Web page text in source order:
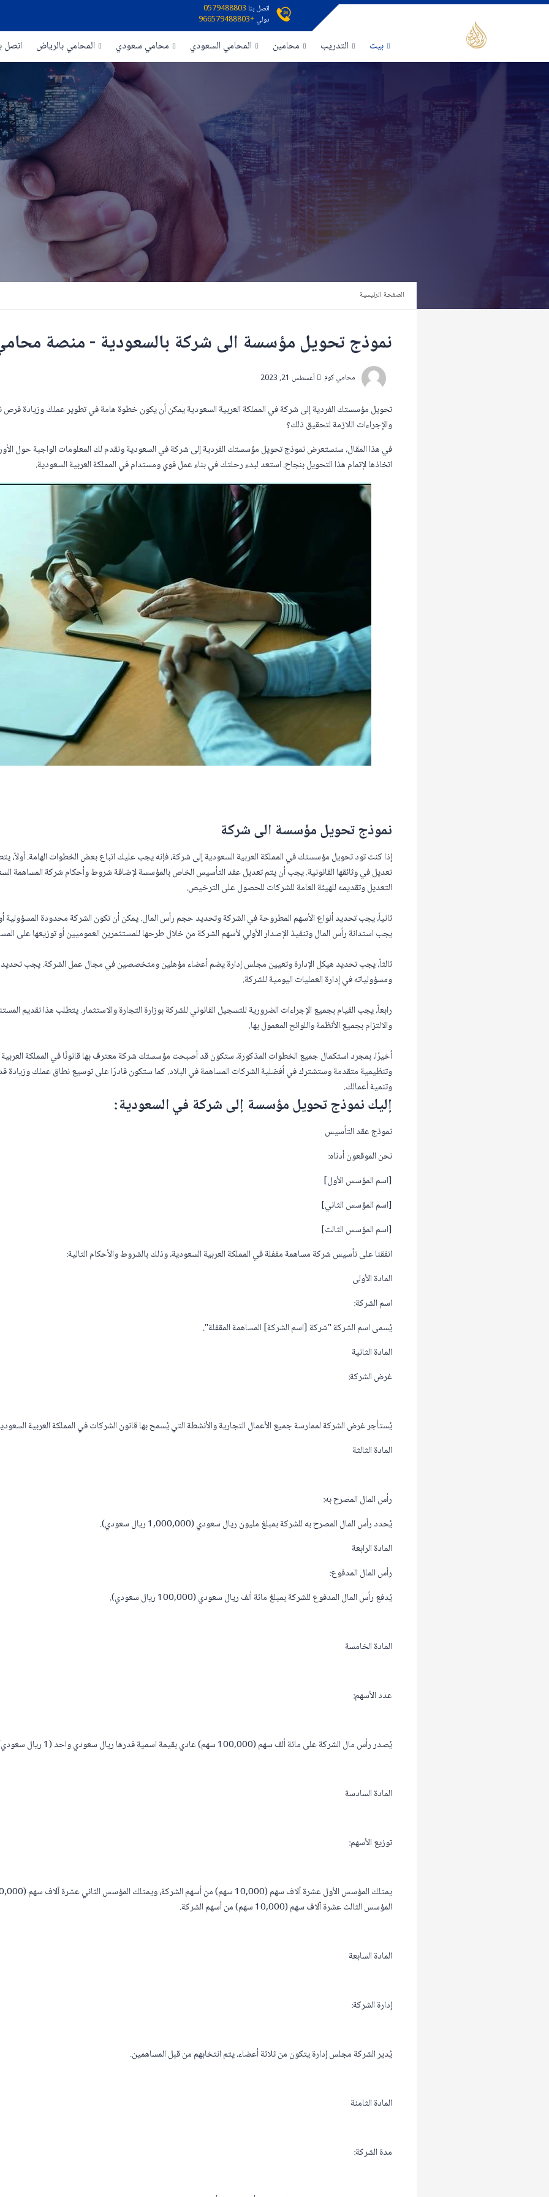
اتصل بنا 0579488803
دولي+966579488803
بيت التدريب محامين المحامي السعودي محامي سعودي المحامي بالرياض اتصل
الصفحة الرئيسية
نموذج تحويل مؤسسة الى شركة بالسعودية - منصة
محامي كوم أغسطس 21, 2023
تحويل مؤسستك الفردية إلى شركة في المملكة العربية السعودية يمكن أن يكون خطوة هامة في تطوير عملك وزيادة
والإجراءات اللازمة لتحقيق ذلك؟
في هذا المقال، سنستعرض نموذج تحويل مؤسستك الفردية إلى شركة في السعودية ونقدم لك المعلومات الواجبة حول
اتخاذها لإتمام هذا التحويل بنجاح. استعد لبدء رحلتك في بناء عمل قوي ومستدام في المملكة العربية السعودية.
نموذج تحويل مؤسسة الى شركة
إذا كنت تود تحويل مؤسستك في المملكة العربية السعودية إلى شركة، فإنه يجب عليك اتباع بعض الخطوات الهامة. أولاً،
تعديل في وثائقها القانونية. يجب أن يتم تعديل عقد التأسيس الخاص بالمؤسسة لإضافة شروط وأحكام شركة المساهمة
التعديل وتقديمه للهيئة العامة للشركات للحصول على الترخيص.
ثانياً، يجب تحديد أنواع الأسهم المطروحة في الشركة وتحديد حجم رأس المال. يمكن أن تكون الشركة محدودة المسؤولية
يجب استدانة رأس المال وتنفيذ الإصدار الأولي لأسهم الشركة من خلال طرحها للمستثمرين العموميين أو توزيعها على
ثالثاً، يجب تحديد هيكل الإدارة وتعيين مجلس إدارة يضم أعضاء مؤهلين ومتخصصين في مجال عمل الشركة. يجب تحديد
ومسؤولياته في إدارة العمليات اليومية للشركة.
رابعاً، يجب القيام بجميع الإجراءات الضرورية للتسجيل القانوني للشركة بوزارة التجارة والاستثمار. يتطلب هذا تقديم
والالتزام بجميع الأنظمة واللوائح المعمول بها.
أخيرًا، بمجرد استكمال جميع الخطوات المذكورة، ستكون قد أصبحت مؤسستك شركة معترف بها قانونًا في المملكة
وتنظيمية متقدمة وستشترك في أفضلية الشركات المساهمة في البلاد. كما ستكون قادرًا على توسيع نطاق عملك
وتنمية أعمالك.
إليك نموذج تحويل مؤسسة إلى شركة في السعودية:
نموذج عقد التأسيس
نحن الموقعون أدناه:
[اسم المؤسس الأول]
[اسم المؤسس الثاني]
[اسم المؤسس الثالث]
اتفقنا على تأسيس شركة مساهمة مقفلة في المملكة العربية السعودية، وذلك بالشروط والأحكام التالية:
المادة الأولى
اسم الشركة:
يُسمى اسم الشركة "شركة [اسم الشركة] المساهمة المقفلة".
المادة الثانية
غرض الشركة:
يُستأجر غرض الشركة لممارسة جميع الأعمال التجارية والأنشطة التي يُسمح بها قانون الشركات في المملكة العربية
المادة الثالثة
رأس المال المصرح به:
يُحدد رأس المال المصرح به للشركة بمبلغ مليون ريال سعودي (1,000,000 ريال سعودي).
المادة الرابعة
رأس المال المدفوع:
يُدفع رأس المال المدفوع للشركة بمبلغ مائة ألف ريال سعودي (100,000 ريال سعودي).
المادة الخامسة
عدد الأسهم:
يُصدر رأس مال الشركة على مائة ألف سهم (100,000 سهم) عادي بقيمة اسمية قدرها ريال سعودي واحد (1 ريال سعودي) للسهم الواحد.
المادة السادسة
توزيع الأسهم:
المؤسس الثالث عشرة آلاف سهم (10,000 سهم) من أسهم الشركة.
المادة السابعة
إدارة الشركة:
يُدير الشركة مجلس إدارة يتكون من ثلاثة أعضاء، يتم انتخابهم من قبل المساهمين.
المادة الثامنة
مدة الشركة: